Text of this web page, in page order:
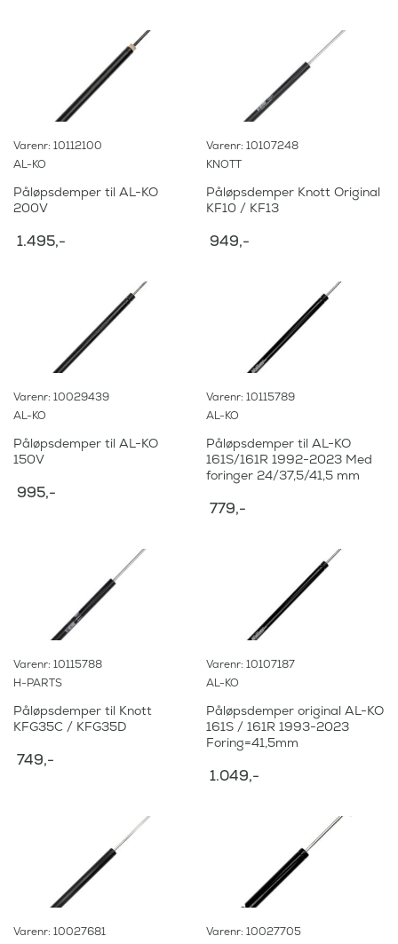
Varenr: 10112100
AL-KO
Påløpsdemper til AL-KO
200V
1.495,-
Varenr: 10107248
KNOTT
Påløpsdemper Knott Original
KF10 / KF13
949,-
Varenr: 10029439
AL-KO
Påløpsdemper til AL-KO
150V
995,-
Varenr: 10115789
AL-KO
Påløpsdemper til AL-KO
161S/161R 1992-2023 Med
foringer 24/37,5/41,5 mm
779,-
Varenr: 10115788
H-PARTS
Påløpsdemper til Knott
KFG35C / KFG35D
749,-
Varenr: 10107187
AL-KO
Påløpsdemper original AL-KO
161S / 161R 1993-2023
Foring=41,5mm
1.049,-
Varenr: 10027681
Varenr: 10027705